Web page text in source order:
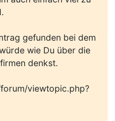
gefunden bei dem
wie Du über die
denkst.
viewtopic.php?